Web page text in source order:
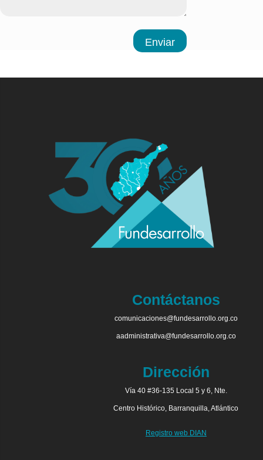
Enviar
Contáctanos
comunicaciones@fundesarrollo.org.co
aadministrativa@fundesarrollo.org.co
Dirección
Vía 40 #36-135 Local 5 y 6, Nte.
Centro Histórico, Barranquilla, Atlántico
Registro web DIAN